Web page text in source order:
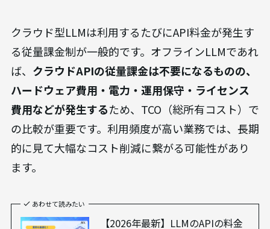
害時など、非常事態における事業継続計画（BCP）
の観点からも有効です。
4. コスト構造の変化と最適化の可能性
クラウド型LLMは利用するたびにAPI料金が発生す
る従量課金制が一般的です。オフラインLLMであれ
ハードウェア費用・電力・運用保守・ライセンス